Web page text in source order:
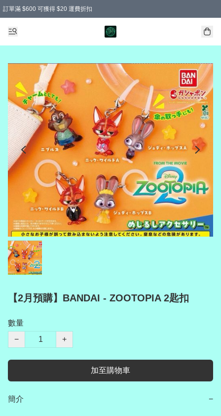
訂單滿 $600 可獲得 $20 運費折扣
【2月預購】BANDAI - ZOOTOPIA 2匙扣
數量
−
+
加至購物車
簡介 −